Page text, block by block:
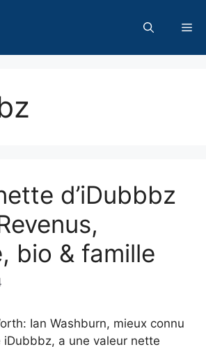
d’iDubbbz
bio & famille
Ian Washburn, mieux connu
iDubbbz, a une valeur nette